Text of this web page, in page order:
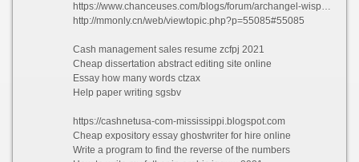
https://www.chanceuses.com/blogs/forum/archangel-wispers-his-her-name-in-a-dream?comment=123533164693#comments
http://mmonly.cn/web/viewtopic.php?p=55085#55085
Cash management sales resume zcfpj 2021
Cheap dissertation abstract editing site online
Essay how many words ctzax
Help paper writing sgsbv
https://cashnetusa-com-mississippi.blogspot.com
Cheap expository essay ghostwriter for hire online
Write a program to find the reverse of the numbers